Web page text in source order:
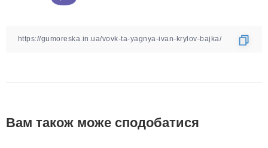
Вам також може сподобатися